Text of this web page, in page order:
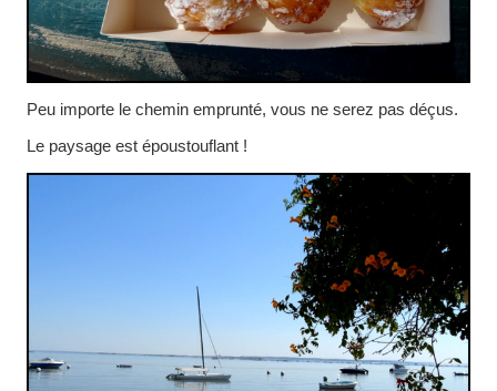
Peu importe le chemin emprunté, vous ne serez pas déçus.
Le paysage est époustouflant !